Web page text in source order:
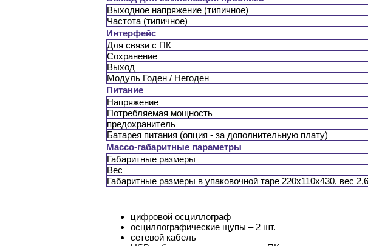
Выходное напряжение (типичное)
Частота (типичное)
Интерфейс
Для связи с ПК
Сохранение
Выход
Модуль Годен / Негоден
Питание
Напряжение
Потребляемая мощность
предохранитель
Батарея питания (опция - за дополнительную плату)
Массо-габаритные параметры
Габаритные размеры
Вес
Габаритные размеры в упаковочной таре 220х110х430, вес 2,6
цифровой осциллограф
осциллографические щупы – 2 шт.
сетевой кабель